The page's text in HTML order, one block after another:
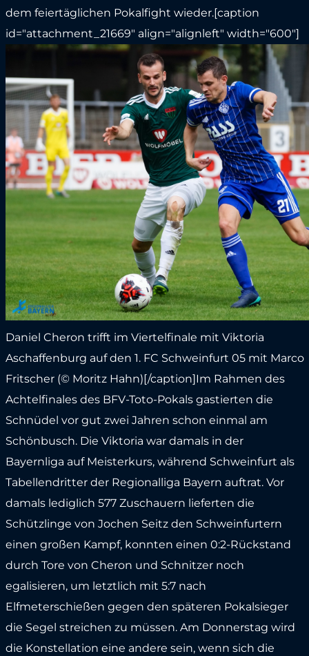
dem feiertäglichen Pokalfight wieder.[caption
id="attachment_21669" align="alignleft" width="600"]
Daniel Cheron trifft im Viertelfinale mit Viktoria
Aschaffenburg auf den 1. FC Schweinfurt 05 mit Marco
Fritscher (© Moritz Hahn)[/caption]Im Rahmen des
Achtelfinales des BFV-Toto-Pokals gastierten die
Schnüdel vor gut zwei Jahren schon einmal am
Schönbusch. Die Viktoria war damals in der
Bayernliga auf Meisterkurs, während Schweinfurt als
Tabellendritter der Regionalliga Bayern auftrat. Vor
damals lediglich 577 Zuschauern lieferten die
Schützlinge von Jochen Seitz den Schweinfurtern
einen großen Kampf, konnten einen 0:2-Rückstand
durch Tore von Cheron und Schnitzer noch
egalisieren, um letztlich mit 5:7 nach
Elfmeterschießen gegen den späteren Pokalsieger
die Segel streichen zu müssen. Am Donnerstag wird
die Konstellation eine andere sein, wenn sich die